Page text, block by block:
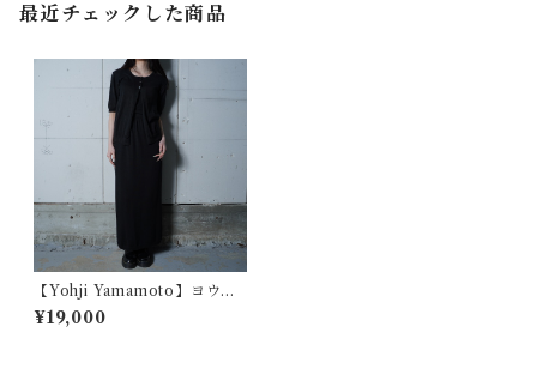
最近チェックした商品
【Yohji Yamamoto】ヨウジ
ヤマモト 96ss ニットベス
ト・カーディガン・スカート 3
¥19,000